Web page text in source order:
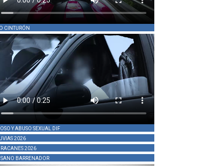
CINTURÓN
Y ABUSO SEXUAL DIF
2026
2026
BARRENADOR